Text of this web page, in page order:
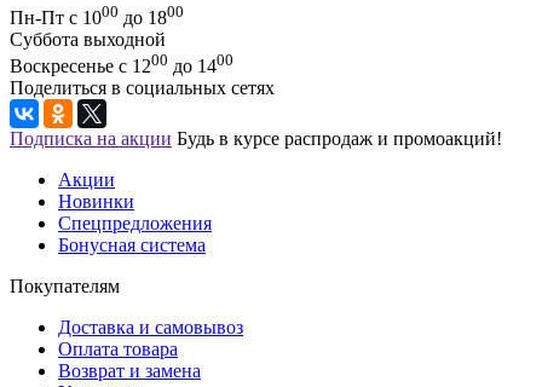
Пн-Пт с 1000 до 1800
Суббота выходной
Воскресенье с 1200 до 1400
Поделиться в социальных сетях
Подписка на акции Будь в курсе распродаж и промоакций!
Акции
Новинки
Спецпредложения
Бонусная система
Покупателям
Доставка и самовывоз
Оплата товара
Возврат и замена